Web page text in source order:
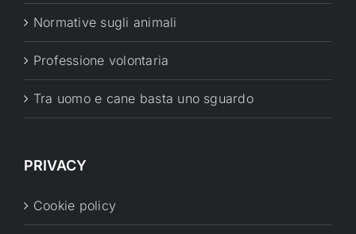
Normative sugli animali
Professione volontaria
Tra uomo e cane basta uno sguardo
PRIVACY
Cookie policy